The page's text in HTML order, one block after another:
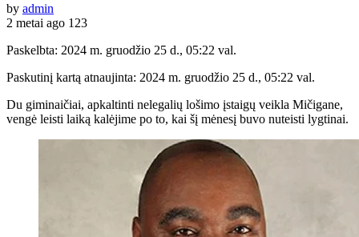
by admin
2 metai ago 123
Paskelbta: 2024 m. gruodžio 25 d., 05:22 val.
Paskutinį kartą atnaujinta: 2024 m. gruodžio 25 d., 05:22 val.
Du giminaičiai, apkaltinti nelegalių lošimo įstaigų veikla Mičigane,
vengė leisti laiką kalėjime po to, kai šį mėnesį buvo nuteisti lygtinai.